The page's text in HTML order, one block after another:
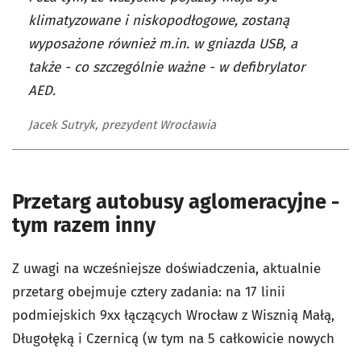
klimatyzowane i niskopodłogowe, zostaną
wyposażone również m.in. w gniazda USB, a
także - co szczególnie ważne - w defibrylator
AED.
Jacek Sutryk, prezydent Wrocławia
Przetarg autobusy aglomeracyjne -
tym razem inny
Z uwagi na wcześniejsze doświadczenia, aktualnie
przetarg obejmuje cztery zadania: na 17 linii
podmiejskich 9xx łączących Wrocław z Wisznią Małą,
Długołęką i Czernicą (w tym na 5 całkowicie nowych